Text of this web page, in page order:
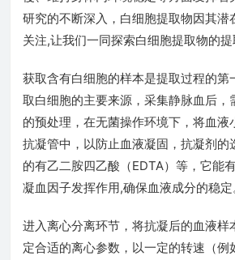
研究的不断深入，白细胞提取物因其潜
关注,让我们一同探索白细胞提取物的提
获取含有白细胞的样本是提取过程的第
取白细胞的主要来源，采集静脉血后，
的预处理，在无菌操作环境下，将血液
抗凝管中，以防止血液凝固，抗凝剂的
的有乙二胺四乙酸（EDTA）等，它能
凝血因子发挥作用,确保血液成分的稳定
进入离心分离环节，将抗凝后的血液样
定合适的离心参数，以一定的转速（